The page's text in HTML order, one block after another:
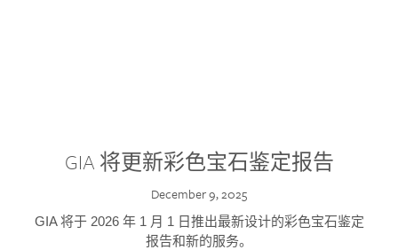
GIA 将更新彩色宝石鉴定报告
December 9, 2025
GIA 将于 2026 年 1 月 1 日推出最新设计的彩色宝石鉴定
报告和新的服务。